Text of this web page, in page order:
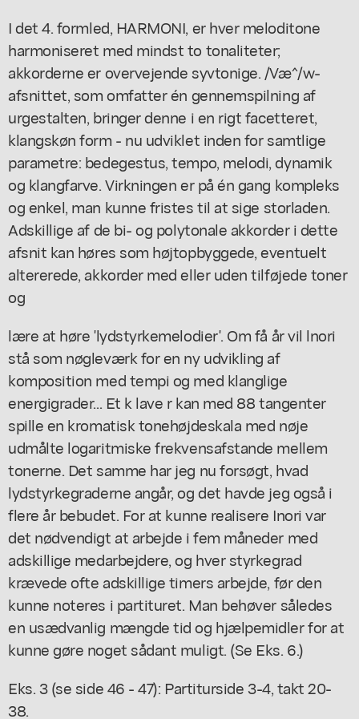
I det 4. formled, HARMONI, er hver meloditone
harmoniseret med mindst to tonaliteter;
akkorderne er overvejende syvtonige. /Væ^/w-
afsnittet, som omfatter én gennemspilning af
urgestalten, bringer denne i en rigt facetteret,
klangskøn form - nu udviklet inden for samtlige
parametre: bedegestus, tempo, melodi, dynamik
og klangfarve. Virkningen er på én gang kompleks
og enkel, man kunne fristes til at sige storladen.
Adskillige af de bi- og polytonale akkorder i dette
afsnit kan høres som højtopbyggede, eventuelt
altererede, akkorder med eller uden tilføjede toner
og
lære at høre 'lydstyrkemelodier'. Om få år vil lnori
stå som nøgleværk for en ny udvikling af
komposition med tempi og med klanglige
energigrader... Et k lave r kan med 88 tangenter
spille en kromatisk tonehøjdeskala med nøje
udmålte logaritmiske frekvensafstande mellem
tonerne. Det samme har jeg nu forsøgt, hvad
lydstyrkegraderne angår, og det havde jeg også i
flere år bebudet. For at kunne realisere Inori var
det nødvendigt at arbejde i fem måneder med
adskillige medarbejdere, og hver styrkegrad
krævede ofte adskillige timers arbejde, før den
kunne noteres i partituret. Man behøver således
en usædvanlig mængde tid og hjælpemidler for at
kunne gøre noget sådant muligt. (Se Eks. 6.)
Eks. 3 (se side 46 - 47): Partiturside 3-4, takt 20-
38.